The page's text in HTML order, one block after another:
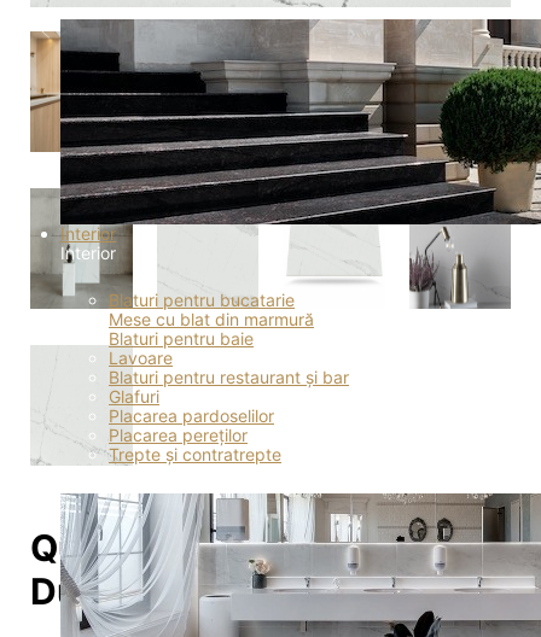
Interior
Interior
Blaturi pentru bucatarie
Mese cu blat din marmură
Blaturi pentru baie
Lavoare
Blaturi pentru restaurant și bar
Glafuri
Placarea pardoselilor
Placarea pereților
Trepte și contratrepte
Quartz Silestone Ethereal
Dusk